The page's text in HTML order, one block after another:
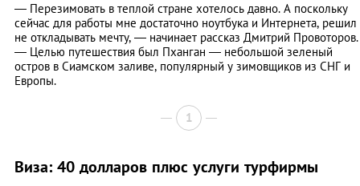
— Перезимовать в теплой стране хотелось давно. А поскольку
сейчас для работы мне достаточно ноутбука и Интернета, решил
не откладывать мечту, — начинает рассказ Дмитрий Провоторов.
— Целью путешествия был Пханган — небольшой зеленый
остров в Сиамском заливе, популярный у зимовщиков из СНГ и
Европы.
1
Виза: 40 долларов плюс услуги турфирмы